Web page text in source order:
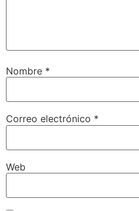
Nombre *
Correo electrónico *
Web